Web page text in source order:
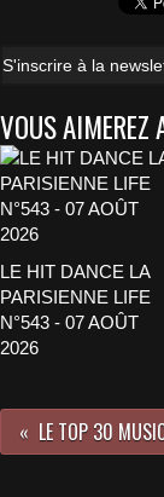
S'inscrire à la
VOUS AIMEREZ
LE HIT DANCE LA
PARISIENNE LIFE
N°543 - 07 AOÛT
2026